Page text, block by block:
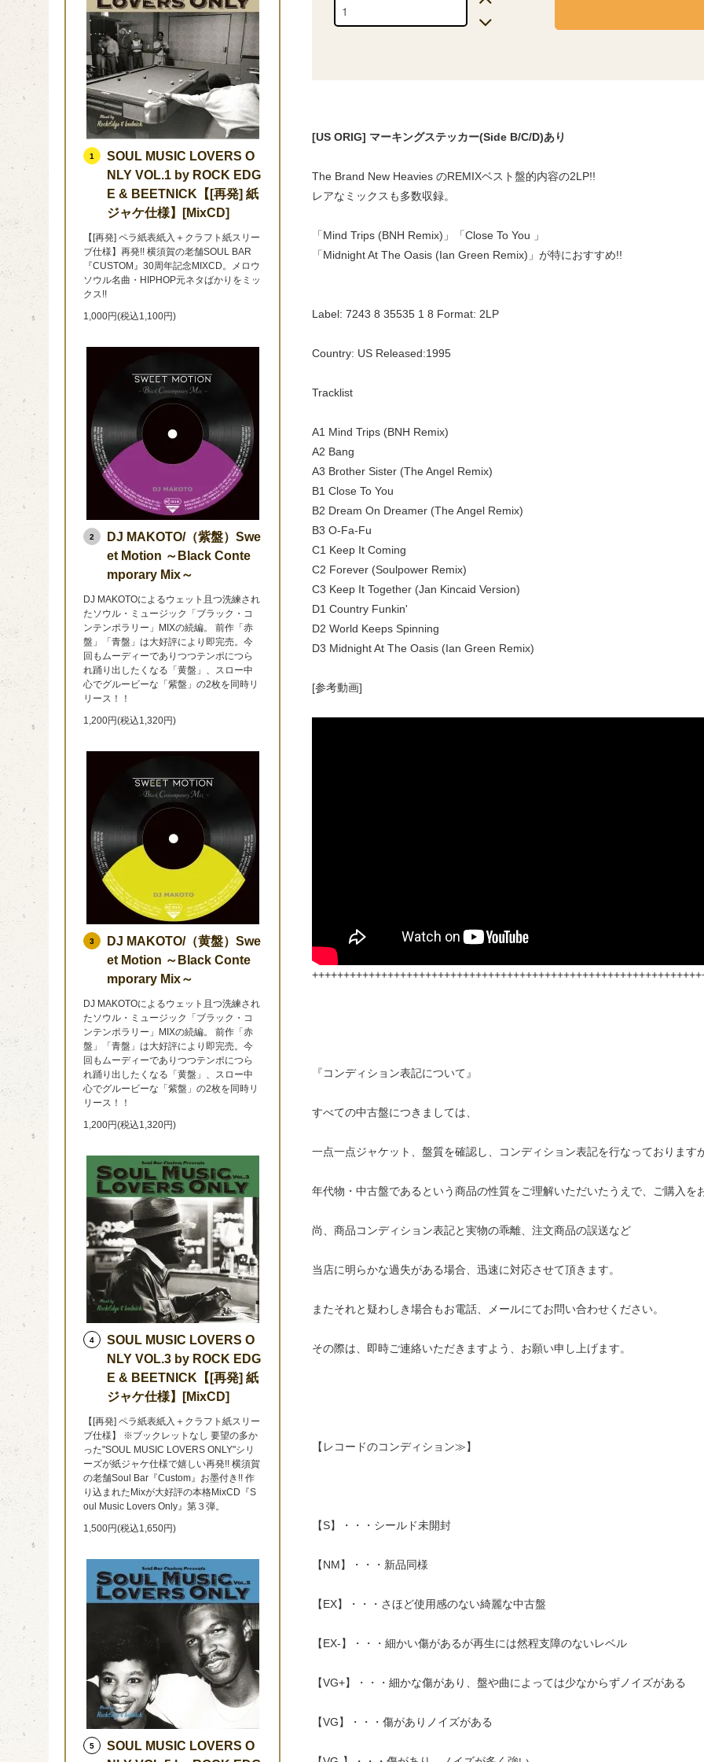
[US ORIG] マーキングステッカー(Side B/C/D)あり
The Brand New Heavies のREMIXベスト盤的内容の2LP!!
レアなミックスも多数収録。
「Mind Trips (BNH Remix)」「Close To You 」
「Midnight At The Oasis (Ian Green Remix)」が特におすすめ!!
Label: 7243 8 35535 1 8 Format: 2LP
Country: US Released:1995
Tracklist
A1 Mind Trips (BNH Remix)
A2 Bang
A3 Brother Sister (The Angel Remix)
B1 Close To You
B2 Dream On Dreamer (The Angel Remix)
B3 O-Fa-Fu
C1 Keep It Coming
C2 Forever (Soulpower Remix)
C3 Keep It Together (Jan Kincaid Version)
D1 Country Funkin'
D2 World Keeps Spinning
D3 Midnight At The Oasis (Ian Green Remix)
[参考動画]
『コンディション表記について』
すべての中古盤につきましては、
一点一点ジャケット、盤質を確認し、コンディション表記を行なっております
年代物・中古盤であるという商品の性質をご理解いただいたうえで、ご購入を
尚、商品コンディション表記と実物の乖離、注文商品の誤送など
当店に明らかな過失がある場合、迅速に対応させて頂きます。
またそれと疑わしき場合もお電話、メールにてお問い合わせください。
その際は、即時ご連絡いただきますよう、お願い申し上げます。
【レコードのコンディション≫】
【S】・・・シールド未開封
【NM】・・・新品同様
【EX】・・・さほど使用感のない綺麗な中古盤
【EX-】・・・細かい傷があるが再生には然程支障のないレベル
【VG+】・・・細かな傷があり、盤や曲によっては少なからずノイズがある
【VG】・・・傷がありノイズがある
1
SOUL MUSIC LOVERS O
NLY VOL.1 by ROCK EDG
E & BEETNICK【[再発] 紙
ジャケ仕様】[MixCD]
【[再発] ペラ紙表紙入＋クラフト紙スリー
ブ仕様】再発!! 横須賀の老舗SOUL BAR
『CUSTOM』30周年記念MIXCD。メロウ
ソウル名曲・HIPHOP元ネタばかりをミッ
クス!!
1,000円(税込1,100円)
2
DJ MAKOTO/（紫盤）Swe
et Motion ～Black Conte
mporary Mix～
DJ MAKOTOによるウェット且つ洗練され
たソウル・ミュージック「ブラック・コ
ンテンポラリー」MIXの続編。 前作「赤
盤」「青盤」は大好評により即完売。今
回もムーディーでありつつテンポにつら
れ踊り出したくなる「黄盤」、スロー中
心でグルービーな「紫盤」の2枚を同時リ
リース！！
1,200円(税込1,320円)
3
DJ MAKOTO/（黄盤）Swe
et Motion ～Black Conte
mporary Mix～
DJ MAKOTOによるウェット且つ洗練され
たソウル・ミュージック「ブラック・コ
ンテンポラリー」MIXの続編。 前作「赤
盤」「青盤」は大好評により即完売。今
回もムーディーでありつつテンポにつら
れ踊り出したくなる「黄盤」、スロー中
心でグルービーな「紫盤」の2枚を同時リ
リース！！
1,200円(税込1,320円)
4
SOUL MUSIC LOVERS O
NLY VOL.3 by ROCK EDG
E & BEETNICK【[再発] 紙
ジャケ仕様】[MixCD]
【[再発] ペラ紙表紙入＋クラフト紙スリー
ブ仕様】 ※ブックレットなし 要望の多か
った"SOUL MUSIC LOVERS ONLY"シリ
ーズが紙ジャケ仕様で嬉しい再発!! 横須賀
の老舗Soul Bar『Custom』お墨付き!! 作
り込まれたMixが大好評の本格MixCD『S
oul Music Lovers Only』第３弾。
1,500円(税込1,650円)
5
SOUL MUSIC LOVERS O